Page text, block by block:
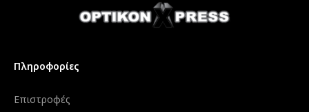
Πληροφορίες
Επιστροφές